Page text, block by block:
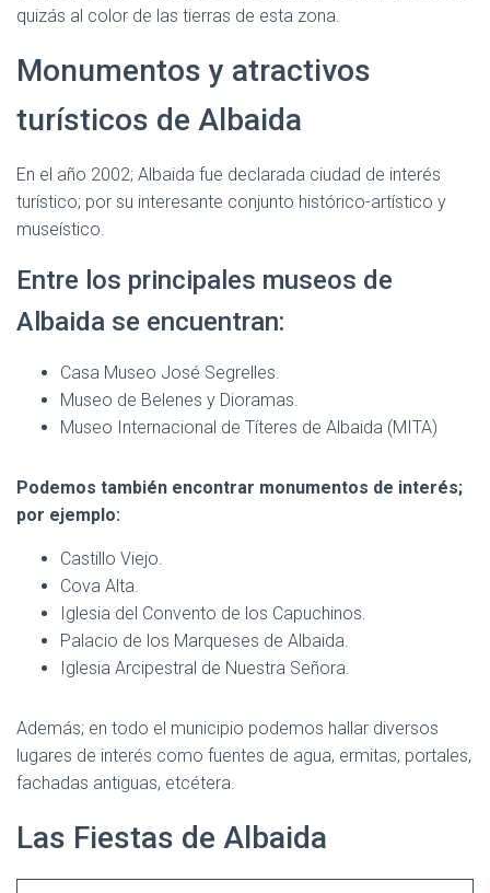
quizás al color de las tierras de esta zona.
Monumentos y atractivos
turísticos de Albaida
En el año 2002; Albaida fue declarada ciudad de interés
turístico; por su interesante conjunto histórico-artístico y
museístico.
Entre los principales museos de
Albaida se encuentran:
Casa Museo José Segrelles.
Museo de Belenes y Dioramas.
Museo Internacional de Títeres de Albaida (MITA)
Podemos también encontrar monumentos de interés;
por ejemplo:
Castillo Viejo.
Cova Alta.
Iglesia del Convento de los Capuchinos.
Palacio de los Marqueses de Albaida.
Iglesia Arcipestral de Nuestra Señora.
Además; en todo el municipio podemos hallar diversos
lugares de interés como fuentes de agua, ermitas, portales,
fachadas antiguas, etcétera.
Las Fiestas de Albaida